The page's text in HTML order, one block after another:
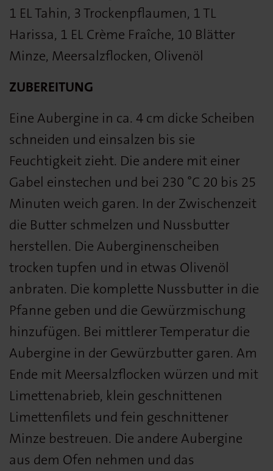
1 EL Tahin, 3 Trockenpflaumen, 1 TL
Harissa, 1 EL Crème Fraîche, 10 Blätter
Minze, Meersalzflocken, Olivenöl
ZUBEREITUNG
Eine Aubergine in ca. 4 cm dicke Scheiben
schneiden und einsalzen bis sie
Feuchtigkeit zieht. Die andere mit einer
Gabel einstechen und bei 230 °C 20 bis 25
Minuten weich garen. In der Zwischenzeit
die Butter schmelzen und Nussbutter
herstellen. Die Auberginenscheiben
trocken tupfen und in etwas Olivenöl
anbraten. Die komplette Nussbutter in die
Pfanne geben und die Gewürzmischung
hinzufügen. Bei mittlerer Temperatur die
Aubergine in der Gewürzbutter garen. Am
Ende mit Meersalzflocken würzen und mit
Limettenabrieb, klein geschnittenen
Limettenfilets und fein geschnittener
Minze bestreuen. Die andere Aubergine
aus dem Ofen nehmen und das